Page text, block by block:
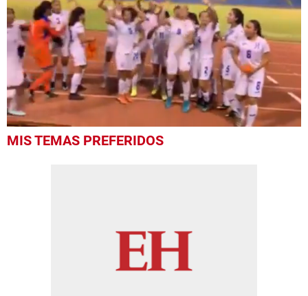
of
MIS TEMAS PREFERIDOS